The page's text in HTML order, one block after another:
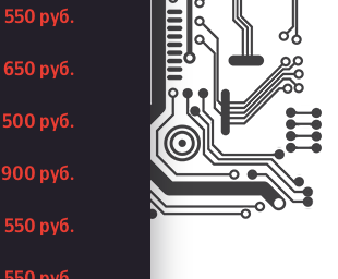
550 руб.
650 руб.
500 руб.
900 руб.
550 руб.